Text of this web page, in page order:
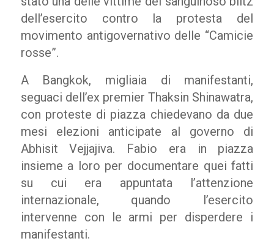
dell’esercito contro la protesta del
movimento antigovernativo delle “Camicie
rosse”.
A Bangkok, migliaia di manifestanti,
seguaci dell’ex premier Thaksin Shinawatra,
con proteste di piazza chiedevano da due
mesi elezioni anticipate al governo di
Abhisit Vejjajiva. Fabio era in piazza
insieme a loro per documentare quei fatti
su cui era appuntata l’attenzione
internazionale, quando l’esercito
intervenne con le armi per disperdere i
manifestanti.